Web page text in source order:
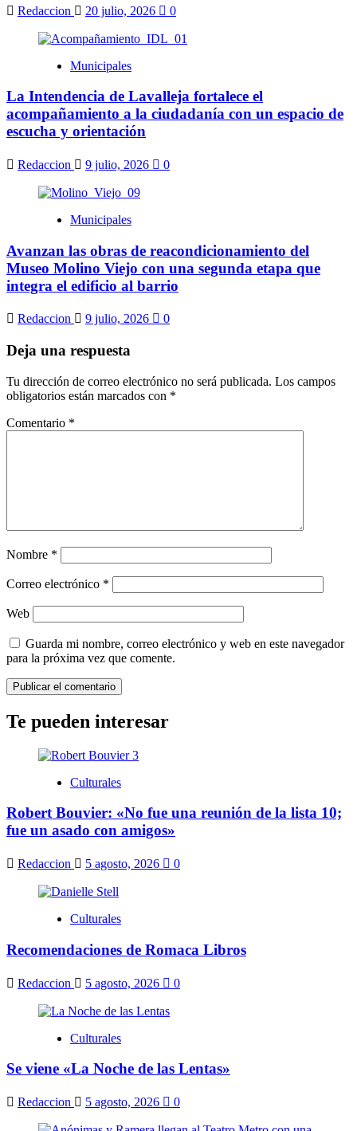
Redaccion 20 julio, 2026 0
Municipales
La Intendencia de Lavalleja fortalece el
acompañamiento a la ciudadanía con un espacio de
escucha y orientación
Redaccion 9 julio, 2026 0
Municipales
Avanzan las obras de reacondicionamiento del
Museo Molino Viejo con una segunda etapa que
integra el edificio al barrio
Redaccion 9 julio, 2026 0
Deja una respuesta
Tu dirección de correo electrónico no será publicada. Los campos
obligatorios están marcados con *
Comentario *
Nombre *
Correo electrónico *
Web
Guarda mi nombre, correo electrónico y web en este navegador
para la próxima vez que comente.
Te pueden interesar
Culturales
Robert Bouvier: «No fue una reunión de la lista 10;
fue un asado con amigos»
Redaccion 5 agosto, 2026 0
Culturales
Recomendaciones de Romaca Libros
Redaccion 5 agosto, 2026 0
Culturales
Se viene «La Noche de las Lentas»
Redaccion 5 agosto, 2026 0